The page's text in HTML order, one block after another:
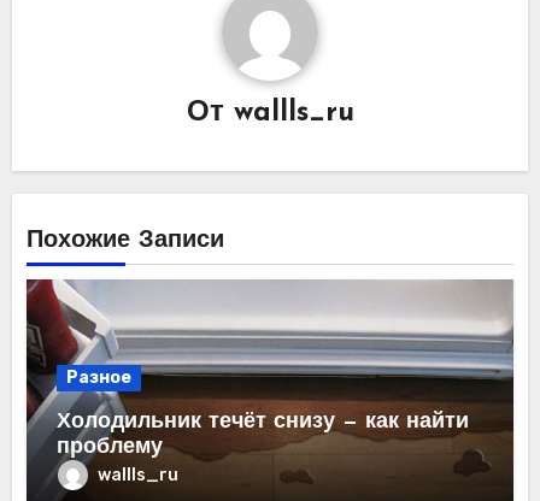
От wallls_ru
Похожие Записи
Разное
Холодильник течёт снизу — как найти
проблему
wallls_ru